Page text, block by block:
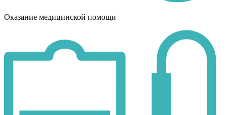
Оказание медицинской помощи